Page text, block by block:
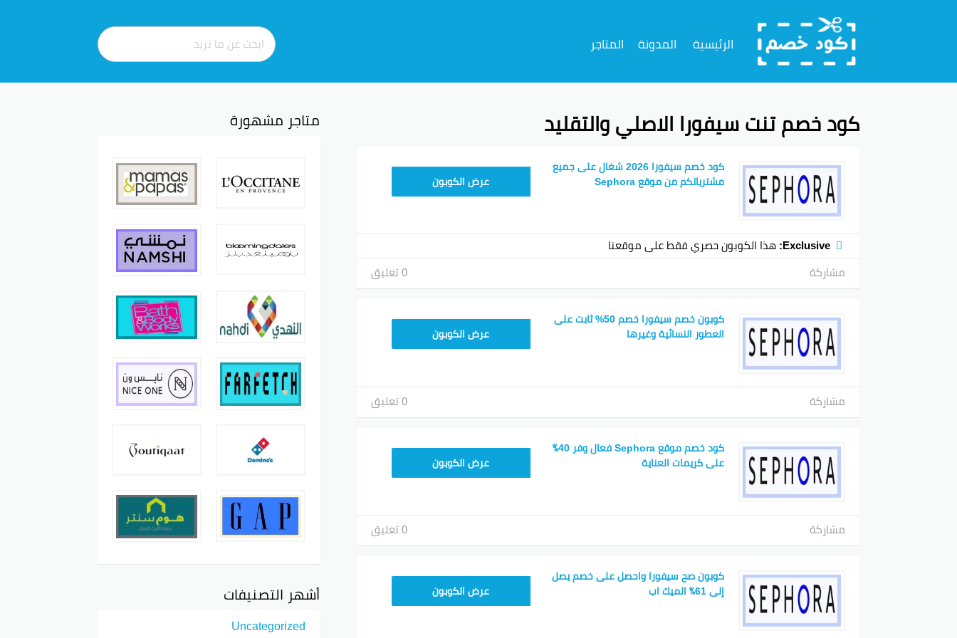
إلى
المحتوى
الرئيسية المدونة المتاجر
كود خصم تنت سيفورا الاصلي والتقليد
كود خصم سيفورا 2026 شغال على جميع
مشترياتكم من موقع Sephora
CX181عرض الكوبون
Exclusive: هذا الكوبون حصري فقط على موقعنا
مشاركة
0 تعليق
كوبون خصم سيفورا خصم 50% ثابت على
العطور النسائية وغيرها
CP180عرض الكوبون
مشاركة 0 تعليق
كود خصم موقع Sephora فعال وفر 40٪
على كريمات العناية
CX181عرض الكوبون
مشاركة 0 تعليق
كوبون صح سيفورا واحصل على خصم يصل
إلى 61٪ الميك اب
CX181عرض الكوبون
متاجر مشهورة
أشهر التصنيفات
Uncategorized